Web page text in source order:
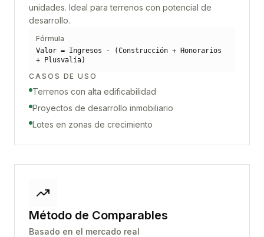
unidades. Ideal para terrenos con potencial de
desarrollo.
Fórmula
Valor = Ingresos - (Construcción + Honorarios
+ Plusvalía)
CASOS DE USO
Terrenos con alta edificabilidad
Proyectos de desarrollo inmobiliario
Lotes en zonas de crecimiento
Método de Comparables
Basado en el mercado real